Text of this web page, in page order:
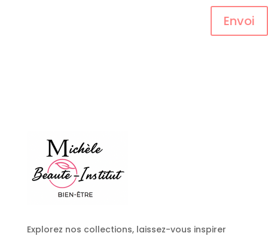
Envoi
Explorez nos collections, laissez-vous inspirer